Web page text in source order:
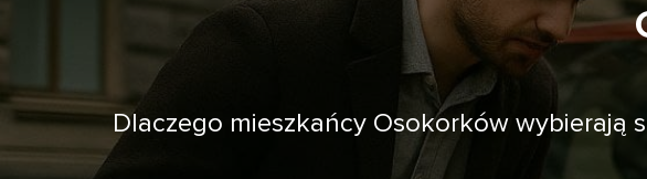
Dlaczego mieszkańcy Osokorków wybierają